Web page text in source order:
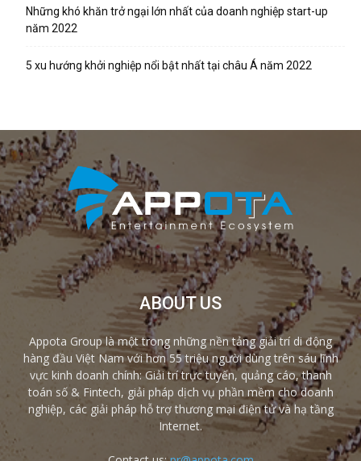
Những khó khăn trở ngại lớn nhất của doanh nghiệp start-up
năm 2022
5 xu hướng khởi nghiệp nổi bật nhất tại châu Á năm 2022
ABOUT US
Appota Group là một trong những nền tảng giải trí di động
hàng đầu Việt Nam với hơn 55 triệu người dùng trên sáu lĩnh
vực kinh doanh chính: Giải trí trực tuyến, quảng cáo, thanh
toán số & Fintech, giải pháp dịch vụ phần mềm cho doanh
nghiệp, các giải pháp hỗ trợ thương mại điện tử và hạ tầng
Internet.